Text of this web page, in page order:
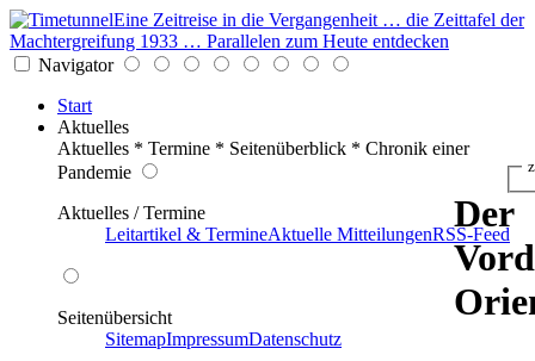
Eine Zeitreise in die Vergangenheit … die Zeittafel der
Machtergreifung 1933 … Parallelen zum Heute entdecken
Navigator
Start
Aktuelles
Aktuelles * Termine * Seitenüberblick * Chronik einer
Pandemie
Aktuelles / Termine
Leitartikel & TermineAktuelle MitteilungenRSS-Feed
Seitenübersicht
SitemapImpressumDatenschutz
Der